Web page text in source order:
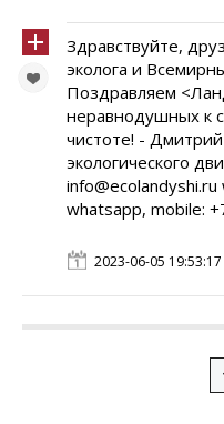
Здравствуйте,
эколога и
Поздравляем
неравнодушных к
чистоте! -
экологического
whatsapp, mobile:
2023-06-05 19:53:17